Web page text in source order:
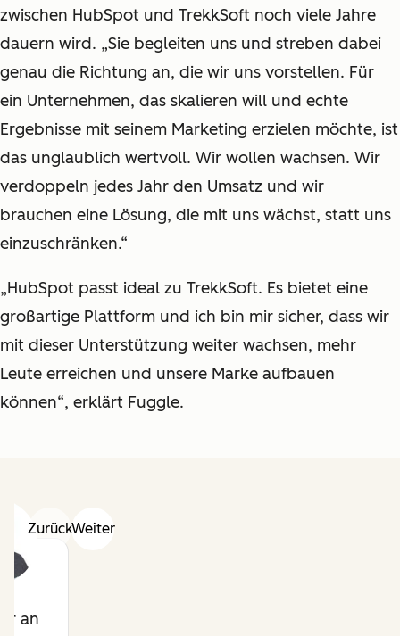
zwischen HubSpot und TrekkSoft noch viele Jahre
dauern wird. „Sie begleiten uns und streben dabei
genau die Richtung an, die wir uns vorstellen. Für
ein Unternehmen, das skalieren will und echte
Ergebnisse mit seinem Marketing erzielen möchte, ist
das unglaublich wertvoll. Wir wollen wachsen. Wir
verdoppeln jedes Jahr den Umsatz und wir
brauchen eine Lösung, die mit uns wächst, statt uns
einzuschränken.“
„HubSpot passt ideal zu TrekkSoft. Es bietet eine
großartige Plattform und ich bin mir sicher, dass wir
mit dieser Unterstützung weiter wachsen, mehr
Leute erreichen und unsere Marke aufbauen
können“, erklärt Fuggle.
ZurückWeiter
an